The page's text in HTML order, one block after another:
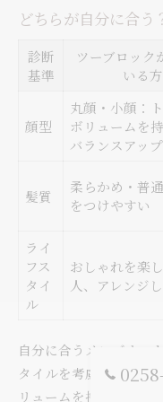
どちらが自分に合う
診断
基準
ツーブロック
いる方
顔型
丸顔・小顔：
ボリュームを
バランスアップ
髪質
柔らかめ・普
をつけやすい
ライ
フス
タイ
ル
おしゃれを楽
人、アレンジ
自分に合うメンズカッ
タイルを考慮しましょ
リュームを持たせたツ